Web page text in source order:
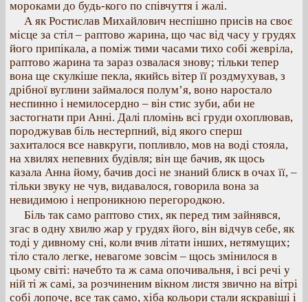
мороками до будь-кого по співчуття і жалі.
А як Ростислав Михайлович неспішно присів на своє
місце за стіл – раптово жарина, що час від часу у грудях
його припікала, а поміж тими часами тихо собі жевріла,
раптово жарина та зараз озвалася знову; тільки тепер
вона ще скулкіше пекла, якийсь вітер її роздмухував, з
дрібної вуглини займалося полум’я, воно наростало
неспинно і немилосердно – він стис зуби, аби не
застогнати при Анні. Далі пломінь всі груди охоплював,
породжував біль нестерпний, від якого сперш
захиталося все навкруги, попливло, мов на воді стояла,
на хвилях непевних будівля; він ще бачив, як щось
казала Анна йому, бачив досі не знаний блиск в очах її, –
тільки звуку не чув, видавалося, говорила вона за
невидимою і непроникною перегородкою.
Біль так само раптово стих, як перед тим зайнявся,
згас в одну хвилю жар у грудях його, він відчув себе, як
тоді у дивному сні, коли вчив літати інших, нетямущих;
тіло стало легке, невагоме зовсім – щось змінилося в
цьому світі: начебто та ж сама опочивальня, і всі речі у
ній ті ж самі, за розчиненим вікном листя звично на вітрі
собі лопоче, все так само, хіба кольори стали яскравіші і